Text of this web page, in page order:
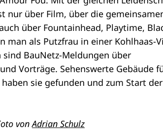
nur über Film, über die
über Fountainhead, Playtime,
man als Putzfrau in einer Kohlhaas-
BauNetz-Meldungen über
Vorträge. Sehenswerte Gebäude
sie gefunden und zum Start
vonAdrian Schulz